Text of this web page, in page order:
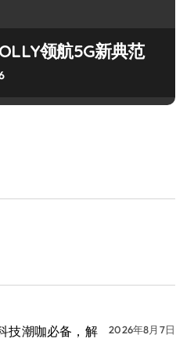
领航5G新典范
技潮咖必备，解
2026年8月7日